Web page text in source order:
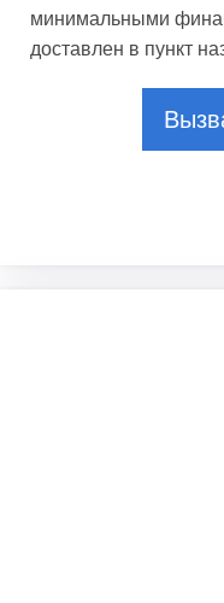
минимальными
доставлен в пункт